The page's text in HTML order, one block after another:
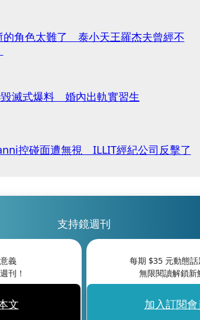
的角色太難了 泰小天王羅杰夫曾經不
滅式爆料 婚內出軌實習生
控碰面遭無視 ILLIT經紀公司反擊了
支持鏡週刊
義
刊！
文
每期 $35元動態話
無限閱讀解鎖新
加入訂閱會